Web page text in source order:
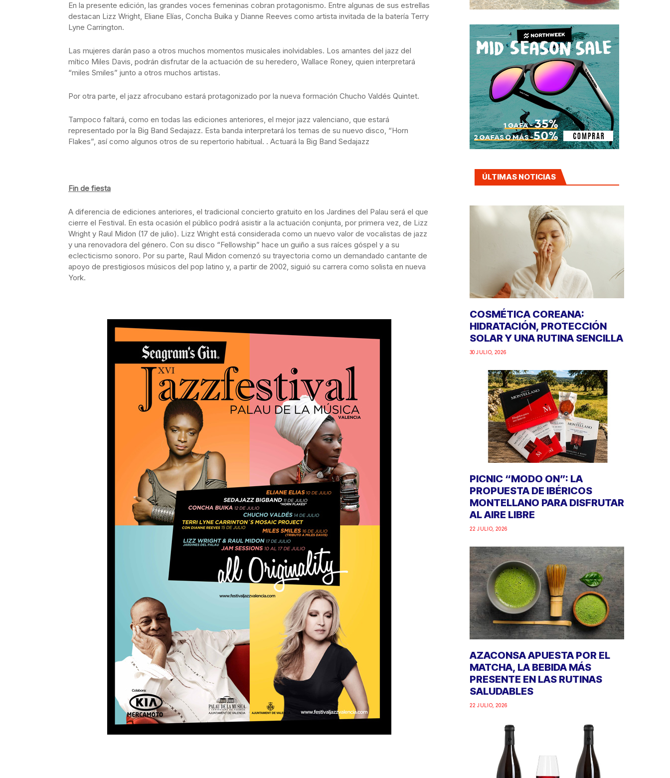
En la presente edición, las grandes voces femeninas cobran protagonismo. Entre algunas de sus estrellas
destacan Lizz Wright, Eliane Elías, Concha Buika y Dianne Reeves como artista invitada de la batería Terry
Lyne Carrington.
Las mujeres darán paso a otros muchos momentos musicales inolvidables. Los amantes del jazz del
mítico Miles Davis, podrán disfrutar de la actuación de su heredero, Wallace Roney, quien interpretará
“miles Smiles” junto a otros muchos artistas.
Por otra parte, el jazz afrocubano estará protagonizado por la nueva formación Chucho Valdés Quintet.
Tampoco faltará, como en todas las ediciones anteriores, el mejor jazz valenciano, que estará
representado por la Big Band Sedajazz. Esta banda interpretará los temas de su nuevo disco, “Horn
Flakes”, así como algunos otros de su repertorio habitual. . Actuará la Big Band Sedajazz
Fin de fiesta
A diferencia de ediciones anteriores, el tradicional concierto gratuito en los Jardines del Palau será el que
cierre el Festival. En esta ocasión el público podrá asistir a la actuación conjunta, por primera vez, de Lizz
Wright y Raul Midon (17 de julio). Lizz Wright está considerada como un nuevo valor de vocalistas de jazz
y una renovadora del género. Con su disco “Fellowship” hace un guiño a sus raíces góspel y a su
eclecticismo sonoro. Por su parte, Raul Midon comenzó su trayectoria como un demandado cantante de
apoyo de prestigiosos músicos del pop latino y, a partir de 2002, siguió su carrera como solista en nueva
York.
ÚLTIMAS NOTICIAS
COSMÉTICA COREANA:
HIDRATACIÓN, PROTECCIÓN
SOLAR Y UNA RUTINA SENCILLA
30 JULIO, 2026
PICNIC “MODO ON”: LA
PROPUESTA DE IBÉRICOS
MONTELLANO PARA DISFRUTAR
AL AIRE LIBRE
22 JULIO, 2026
AZACONSA APUESTA POR EL
MATCHA, LA BEBIDA MÁS
PRESENTE EN LAS RUTINAS
SALUDABLES
22 JULIO, 2026